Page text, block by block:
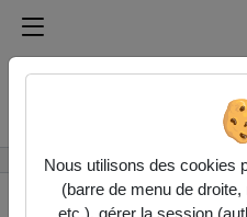
Médiathèque
Rechercher un
Accueil Rechercher
Nous utilisons des cookies
(barre de menu de